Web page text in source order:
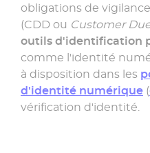
obligations de
(CDD ou Customer
outils d'identification
comme l'identité
à disposition dans les
d'identité numérique (
vérification d'identité.